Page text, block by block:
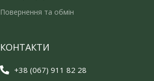
Повернення та обмін
КОНТАКТИ
+38 (067) 911 82 28